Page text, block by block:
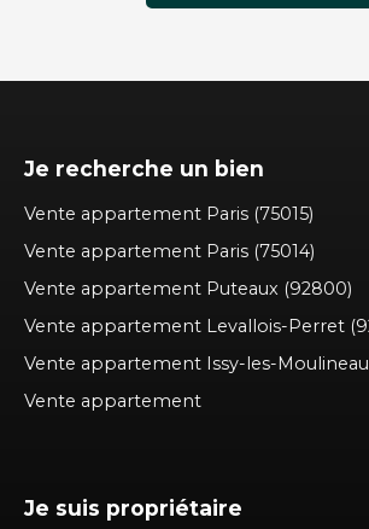
Je recherche un bien
Vente appartement Paris (75015)
Vente appartement Paris (75014)
Vente appartement Puteaux (92800)
Vente appartement Levallois-Perret
Vente appartement Issy-les-
Vente appartement
Je suis propriétaire